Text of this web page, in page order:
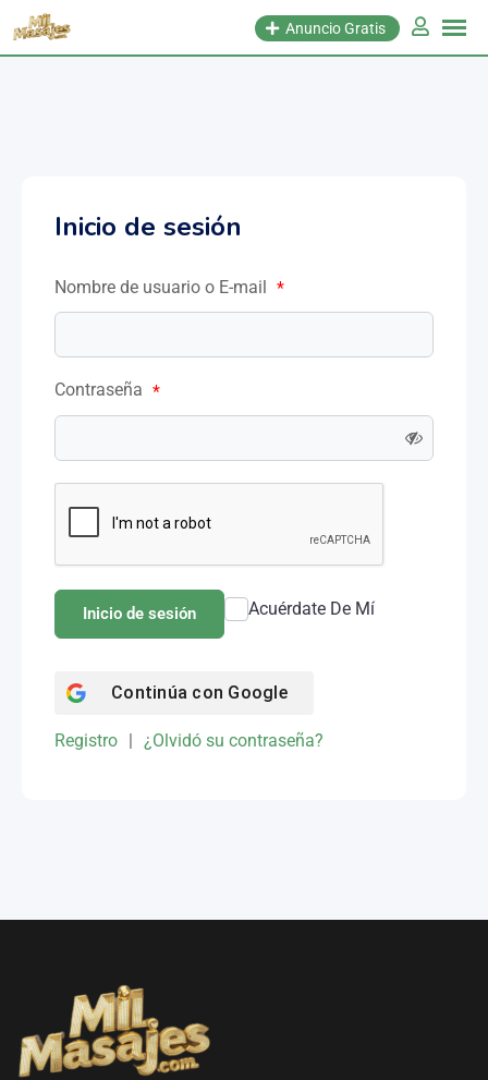
Anuncio Gratis
Inicio de sesión
Nombre de usuario o E-mail *
Contraseña *
Inicio de sesión Acuérdate De Mí
Continúa con Google
Registro | ¿Olvidó su contraseña?